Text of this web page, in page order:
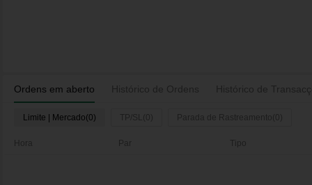
Ordens em aberto Histórico de Ordens Histórico de
Limite | Mercado(0) TP/SL(0) Parada de Rastreamento(0)
Hora Par Tipo